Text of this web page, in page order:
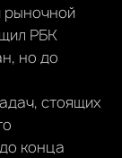
рыночной
РБК
но до
стоящих
конца